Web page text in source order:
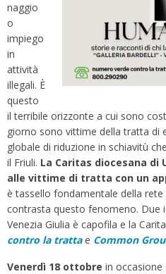
naggio
o
impiego
in
attività
illegali. È
questo
il terribile orizzonte a cui sono
giorno sono vittime della tratta di
globale di riduzione in schiavitù
il Friuli. La Caritas diocesana di
alle vittime di tratta con un
è tassello fondamentale della
contrasta questo fenomeno. Due
Venezia Giulia è capofila e la
contro la trattae Common
Venerdì 18 ottobre in occasione